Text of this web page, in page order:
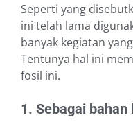
Seperti yang
ini telah lama
banyak kegiatan
Tentunya hal ini
fosil ini.
1. Sebagai bahan